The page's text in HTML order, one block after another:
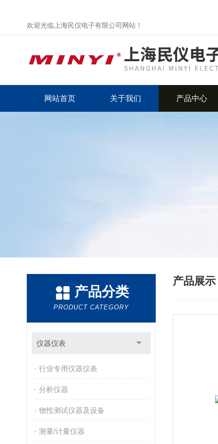
欢迎光临上海民仪电子有限公司网站！
网站首页 关于我们 产品中心
产品分类
PRODUCT CATEGORY
仪器仪表
行业专用仪器仪表
分析仪器
物性测试仪器及设备
测量/计量仪器
产品展示